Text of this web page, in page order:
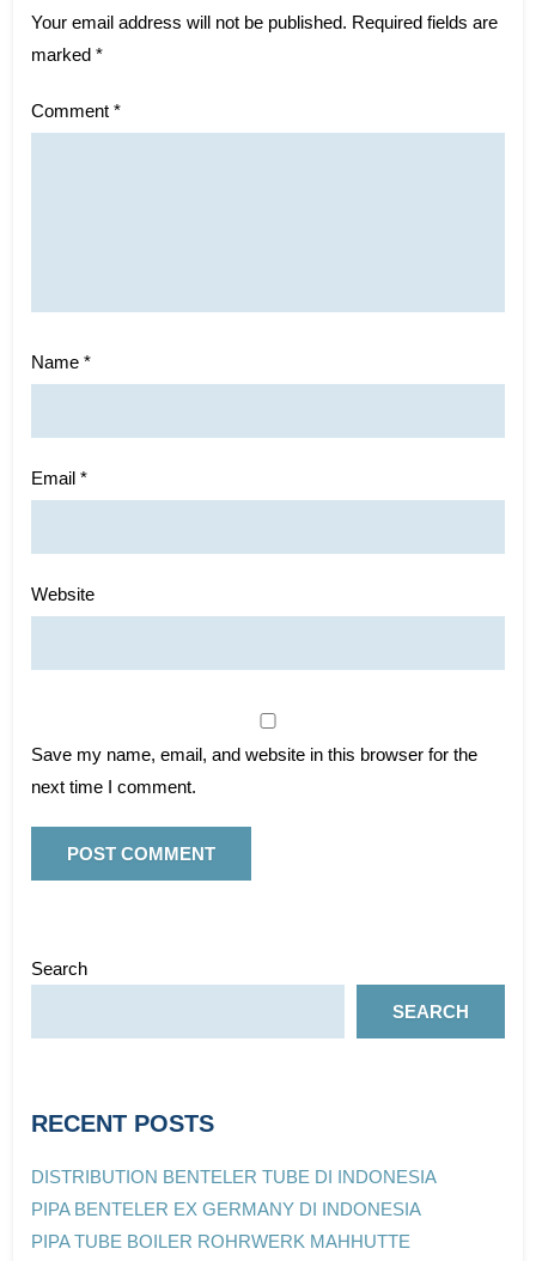
Your email address will not be published. Required fields are
marked*
Comment*
Name*
Email*
Website
Save my name, email, and website in this browser for the
next time I comment.
Search
SEARCH
RECENT POSTS
DISTRIBUTION BENTELER TUBE DI INDONESIA
PIPA BENTELER EX GERMANY DI INDONESIA
PIPA TUBE BOILER ROHRWERK MAHHUTTE